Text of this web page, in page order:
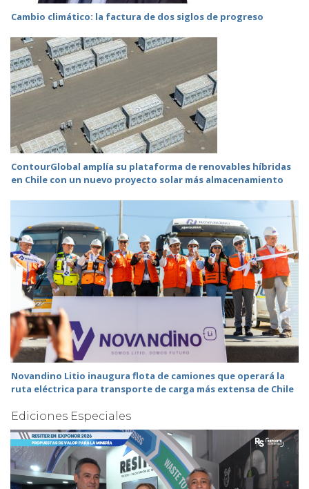
Cambio climático: la factura de dos siglos de progreso
ContourGlobal amplía su plataforma de renovables híbridas
en Chile con un nuevo proyecto solar más almacenamiento
Novandino Litio inaugura flota de camiones que operará la
ruta eléctrica para transporte de carga más extensa de Chile
Ediciones Especiales